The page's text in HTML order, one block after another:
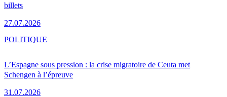
billets
27.07.2026
L’Espagne sous pression : la crise migratoire de Ceuta met
Schengen à l’épreuve
31.07.2026
POLITIQUE